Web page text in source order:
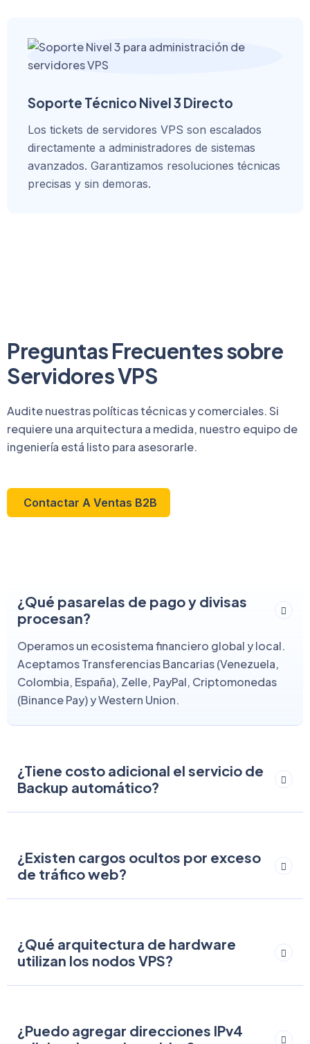
Soporte Técnico Nivel 3 Directo
Los tickets de servidores VPS son escalados
directamente a administradores de sistemas
avanzados. Garantizamos resoluciones técnicas
precisas y sin demoras.
Preguntas Frecuentes sobre
Servidores VPS
Audite nuestras políticas técnicas y comerciales. Si
requiere una arquitectura a medida, nuestro equipo de
ingeniería está listo para asesorarle.
Contactar A Ventas B2B
¿Qué pasarelas de pago y divisas
procesan?
Operamos un ecosistema financiero global y local.
Aceptamos Transferencias Bancarias (Venezuela,
Colombia, España), Zelle, PayPal, Criptomonedas
(Binance Pay) y Western Union.
¿Tiene costo adicional el servicio de
Backup automático?
¿Existen cargos ocultos por exceso
de tráfico web?
¿Qué arquitectura de hardware
utilizan los nodos VPS?
¿Puedo agregar direcciones IPv4